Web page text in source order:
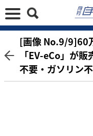
[画像 No.9/9]60
「EV-eCo」が
不要・ガソリン